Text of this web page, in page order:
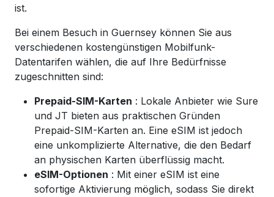
ist.
Bei einem Besuch in Guernsey können Sie aus
verschiedenen kostengünstigen Mobilfunk-
Datentarifen wählen, die auf Ihre Bedürfnisse
zugeschnitten sind:
Prepaid-SIM-Karten : Lokale Anbieter wie Sure
und JT bieten aus praktischen Gründen
Prepaid-SIM-Karten an. Eine eSIM ist jedoch
eine unkomplizierte Alternative, die den Bedarf
an physischen Karten überflüssig macht.
eSIM-Optionen : Mit einer eSIM ist eine
sofortige Aktivierung möglich, sodass Sie direkt